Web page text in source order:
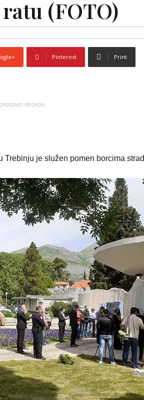
(FOTO)
Pinterest Print
REGION
Trebinju je služen pomen borcima